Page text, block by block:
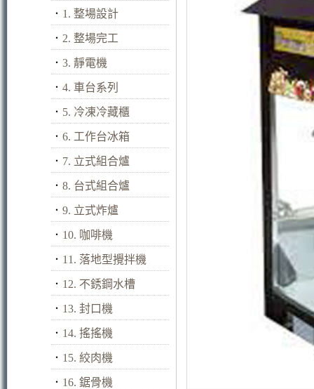
． 1. 整場設計
． 2. 整場完工
． 3. 靜電機
． 4. 車台系列
． 5. 冷凍冷藏櫃
． 6. 工作台冰箱
． 7. 立式組合爐
． 8. 台式組合爐
． 9. 立式炸爐
． 10. 咖啡機
． 11. 落地型攪拌機
． 12. 不銹鋼水槽
． 13. 封口機
． 14. 搖搖機
． 15. 絞肉機
． 16. 鋸骨機